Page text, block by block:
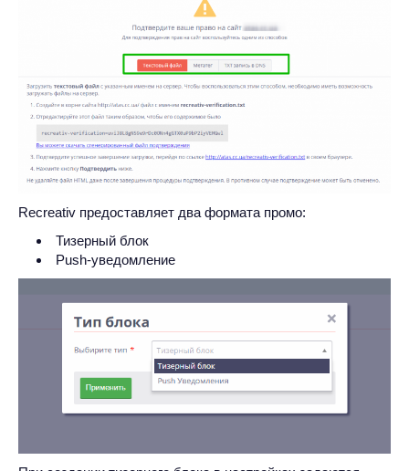
Recreativ предоставляет два формата промо:
Тизерный блок
Push-уведомление